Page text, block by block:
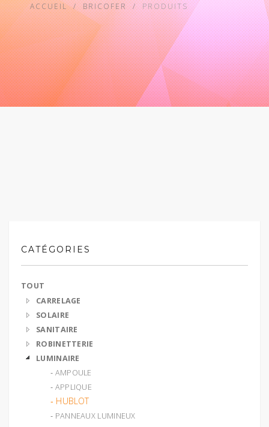
ACCUEIL BRICOFER PRODUITS
CATÉGORIES
TOUT
CARRELAGE
SOLAIRE
SANITAIRE
ROBINETTERIE
LUMINAIRE
‐ AMPOULE
‐ APPLIQUE
‐ HUBLOT
‐ PANNEAUX LUMINEUX